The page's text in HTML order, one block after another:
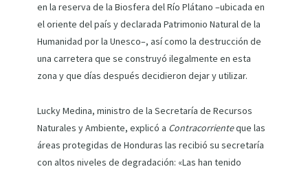
en la reserva de la Biosfera del Río Plátano –ubicada en
el oriente del país y declarada Patrimonio Natural de la
Humanidad por la Unesco–, así como la destrucción de
una carretera que se construyó ilegalmente en esta
zona y que días después decidieron dejar y utilizar.
Lucky Medina, ministro de la Secretaría de Recursos
Naturales y Ambiente, explicó a Contracorrienteque las
áreas protegidas de Honduras las recibió su secretaría
con altos niveles de degradación: «Las han tenido